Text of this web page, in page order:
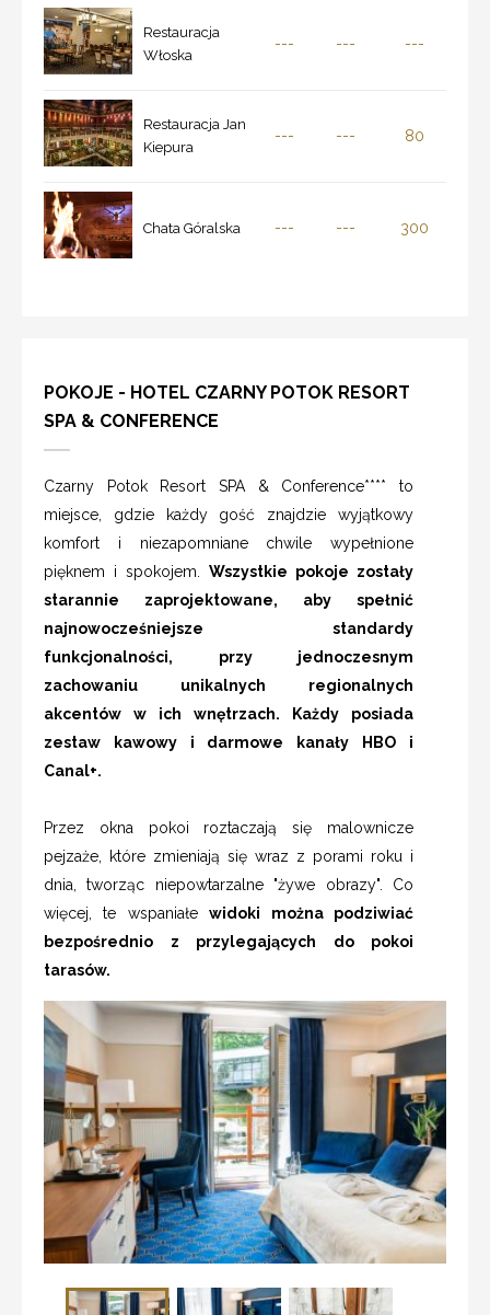
Restauracja
Włoska
--- --- ---
Restauracja Jan
Kiepura
--- --- 80
Chata Góralska --- --- 300
POKOJE - HOTEL CZARNY POTOK RESORT
SPA & CONFERENCE
Czarny Potok Resort SPA & Conference**** to
miejsce, gdzie każdy gość znajdzie wyjątkowy
komfort i niezapomniane chwile wypełnione
pięknem i spokojem.
Wszystkie pokoje zostały
starannie zaprojektowane, aby spełnić
najnowocześniejsze standardy
funkcjonalności, przy jednoczesnym
zachowaniu unikalnych regionalnych
akcentów w ich wnętrzach. Każdy posiada
zestaw kawowy i darmowe kanały HBO i
Canal+.
Przez okna pokoi roztaczają się malownicze
pejzaże, które zmieniają się wraz z porami roku i
dnia, tworząc niepowtarzalne "żywe obrazy". Co
więcej, te wspaniałewidoki można podziwiać
bezpośrednio z przylegających do pokoi
tarasów.